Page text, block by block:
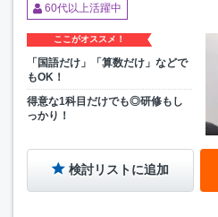
60代以上活躍中
ここがオススメ！
「国語だけ」「算数だけ」などで
もOK！
得意な1科目だけでも◎研修もし
っかり！
検討リストに追加